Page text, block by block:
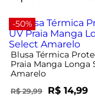
-50%
Blusa Térmica
Praia Manga Longa
Amarelo
R$ 29,99 R$ 14,99